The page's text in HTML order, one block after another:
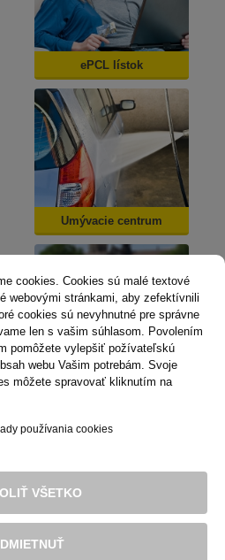
cookies. Cookies sú malé textové
webovými stránkami, aby zefektívnili
cookies sú nevyhnutné pre správne
len s vašim súhlasom. Povolením
pomôžete vylepšiť požívateľskú
webu Vašim potrebám. Svoje
môžete spravovať kliknutím na
používania cookies
VŠETKO
ePCL lístok
Umývacie centrum
Mestská karta
cookies
Košice, akciová spoločnosť. Všetky
sú vyhradené.